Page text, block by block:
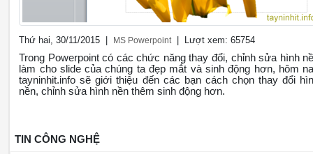
Thứ hai, 30/11/2015 | MS Powerpoint | Lượt xem: 65754
Trong Powerpoint có các chức năng thay đổi, chỉnh sửa hình
làm cho slide của chúng ta đẹp mắt và sinh động hơn, hôm
tayninhit.info sẽ giới thiệu đến các bạn cách chọn thay đổi
nền, chỉnh sửa hình nền thêm sinh động hơn.
TIN CÔNG NGHỆ